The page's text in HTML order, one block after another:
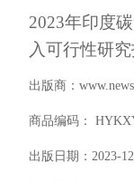
2023年印度
入可行性研
出版商：
商品编码：
出版日期：2023-